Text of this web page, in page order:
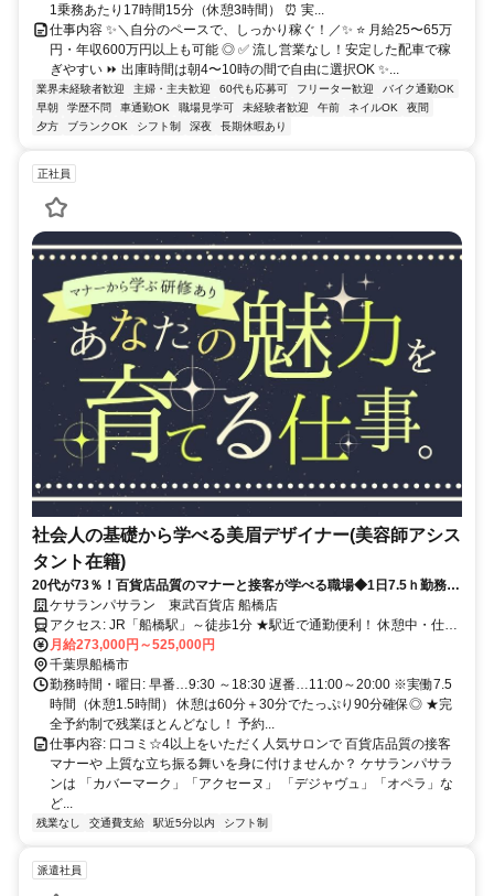
1乗務あたり17時間15分（休憩3時間） ⏰ 実...
仕事内容 ✨＼自分のペースで、しっかり稼ぐ！／✨ ⭐ 月給25〜65万
円・年収600万円以上も可能 ◎ ✅ 流し営業なし！安定した配車で稼
ぎやすい ⏩ 出庫時間は朝4〜10時の間で自由に選択OK ✨...
業界未経験者歓迎 主婦・主夫歓迎 60代も応募可 フリーター歓迎
バイク通勤OK
早朝
学歴不問 車通勤OK 職場見学可 未経験者歓迎 午前 ネイルOK
夜間
夕方
ブランクOK シフト制 深夜 長期休暇あり
正社員
社会人の基礎から学べる美眉デザイナー(美容師アシス
タント在籍)
20代が73％！百貨店品質のマナーと接客が学べる職場◆1日7.5ｈ勤務◆
残業1日0～5分
ケサランパサラン 東武百貨店 船橋店
アクセス: JR「船橋駅」～徒歩1分 ★駅近で通勤便利！ 休憩中・仕事
帰りのお買い物にも便利な好立地です◎
月給273,000円～525,000円
千葉県船橋市
勤務時間・曜日: 早番…9:30 ～18:30 遅番…11:00～20:00 ※実働7.5
時間（休憩1.5時間） 休憩は60分＋30分でたっぷり90分確保◎ ★完
全予約制で残業ほとんどなし！ 予約...
仕事内容: 口コミ☆4以上をいただく人気サロンで 百貨店品質の接客
マナーや 上質な立ち振る舞いを身に付けませんか？ ケサランパサラ
ンは 「カバーマーク」「アクセーヌ」 「デジャヴュ」「オペラ」な
ど...
残業なし 交通費支給 駅近5分以内 シフト制
派遣社員